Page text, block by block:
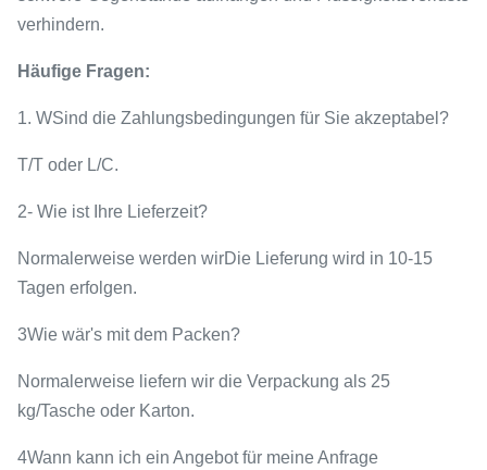
verhindern.
Häufige Fragen:
1. WSind die Zahlungsbedingungen für Sie akzeptabel?
T/T oder L/C.
2- Wie ist Ihre Lieferzeit?
Normalerweise werden wirDie Lieferung wird in 10-15
Tagen erfolgen.
3Wie wär's mit dem Packen?
Normalerweise liefern wir die Verpackung als 25
kg/Tasche oder Karton.
4Wann kann ich ein Angebot für meine Anfrage